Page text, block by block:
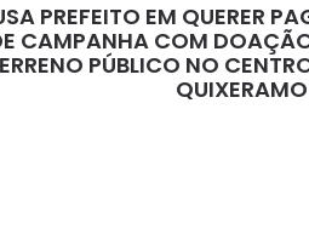
PREFEITO EM QUERER
CAMPANHA COM
PÚBLICO NO